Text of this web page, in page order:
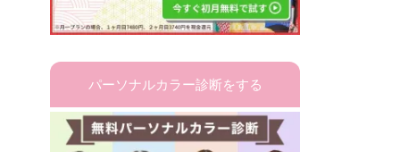
パーソナルカラー診断をする